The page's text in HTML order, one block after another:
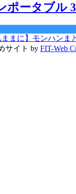
ポータブル
ままに】モンハンま
サイト by FIT-Web